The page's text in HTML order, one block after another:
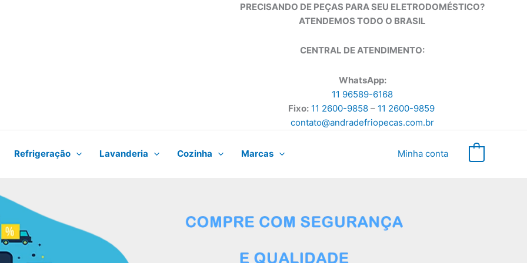
PRECISANDO DE PEÇAS PARA SEU ELETRODOMÉSTICO?
ATENDEMOS TODO O BRASIL
CENTRAL DE ATENDIMENTO:
WhatsApp:
11 96589-6168
Fixo: 11 2600-9858– 11 2600-9859
contato@andradefriopecas.com.br
Refrigeração Lavanderia Cozinha Marcas Minha conta